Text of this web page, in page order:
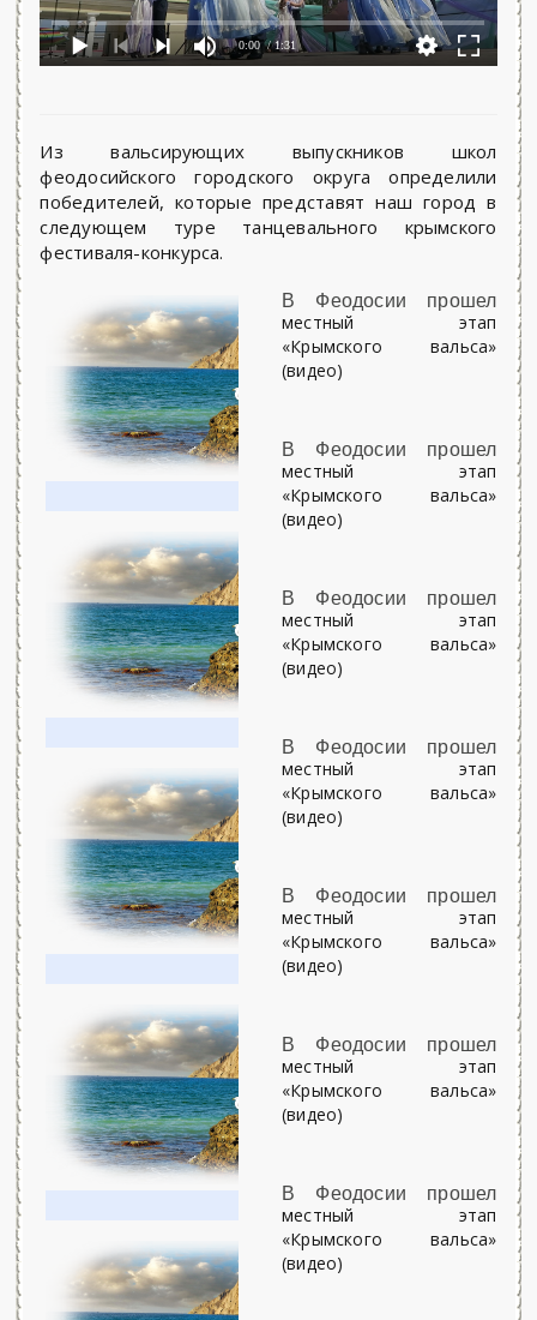
0:00 / 1:31
Из вальсирующих выпускников школ
феодосийского городского округа определили
победителей, которые представят наш город в
следующем туре танцевального крымского
фестиваля-конкурса.
В Феодосии прошел
местный этап
«Крымского вальса»
(видео)
В Феодосии прошел
местный этап
«Крымского вальса»
(видео)
В Феодосии прошел
местный этап
«Крымского вальса»
(видео)
В Феодосии прошел
местный этап
«Крымского вальса»
(видео)
В Феодосии прошел
местный этап
«Крымского вальса»
(видео)
В Феодосии прошел
местный этап
«Крымского вальса»
(видео)
В Феодосии прошел
местный этап
«Крымского вальса»
(видео)